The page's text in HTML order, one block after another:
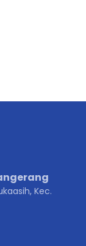
Kec.